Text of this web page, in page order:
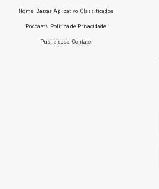
Home Baixar Aplicativo Classificados
Podcasts Política de Privacidade
Publicidade Contato